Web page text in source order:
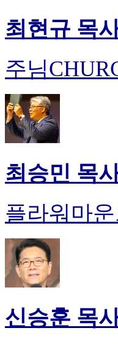
최현규 목
주님
최승민 목
플라워마
신승훈 목